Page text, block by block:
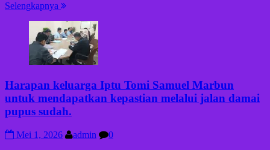
Selengkapnya
Harapan keluarga Iptu Tomi Samuel Marbun
untuk mendapatkan kepastian melalui jalan damai
pupus sudah.
Mei 1, 2026 admin 0